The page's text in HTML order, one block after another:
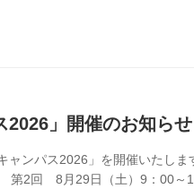
2026」開催のお知らせ
ャンパス2026」を開催いた
第2回 8月29日（土）9：00～